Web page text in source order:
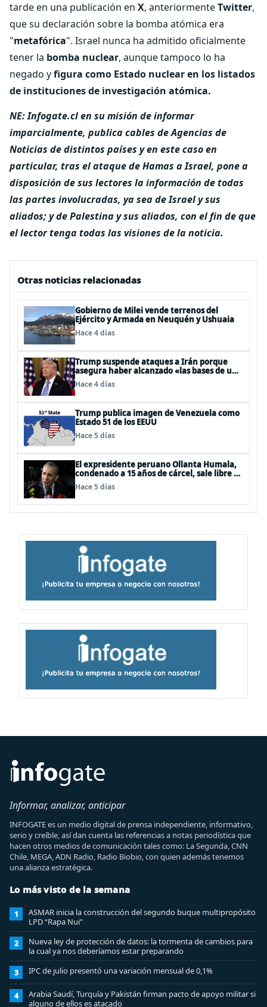
tarde en una publicación en X, anteriormenteTwitter,
que su declaración sobre la bomba atómica era
"metafórica". Israel nunca ha admitido oficialmente
tener la bomba nuclear, aunque tampoco lo ha
negado yfigura como Estado nuclear en los listados
de instituciones de investigación atómica.
NE: Infogate.cl en su misión de informar
imparcialmente, publica cables de Agencias de
Noticias de distintos países y en este caso en
particular, tras el ataque de Hamas a Israel, pone a
disposición de sus lectores la información de todas
las partes involucradas, ya sea de Israel y sus
aliados; y de Palestina y sus aliados, con el fin de que
el lector tenga todas las visiones de la noticia.
Otras noticias relacionadas
Gobierno de Milei vende terrenos del
Ejército y Armada en Neuquén y Ushuaia
Hace 4 días
Trump suspende ataques a Irán porque
asegura haber alcanzado «las bases de un
acuerdo»
Hace 4 días
Trump publica imagen de Venezuela como
Estado 51 de los EEUU
Hace 5 días
El expresidente peruano Ollanta Humala,
condenado a 15 años de cárcel, sale libre al
anularse su caso
Hace 5 días
Informar, analizar, anticipar
INFOGATE es un medio digital de prensa independiente, informativo,
serio y creíble, así dan cuenta las referencias a notas periodística que
hacen otros medios de comunicación tales como: La Segunda, CNN
Chile, MEGA, ADN Radio, Radio Biobio, con quien además tenemos
una alianza estratégica.
Lo más visto de la semana
1
ASMAR inicia la construcción del segundo buque multipropósito
LPD “Rapa Nui”
2
Nueva ley de protección de datos: la tormenta de cambios para
la cual ya nos deberíamos estar preparando
3 IPC de julio presentó una variación mensual de 0,1%
4
Arabia Saudí, Turquía y Pakistán firman pacto de apoyo militar si
alguno de ellos es atacado